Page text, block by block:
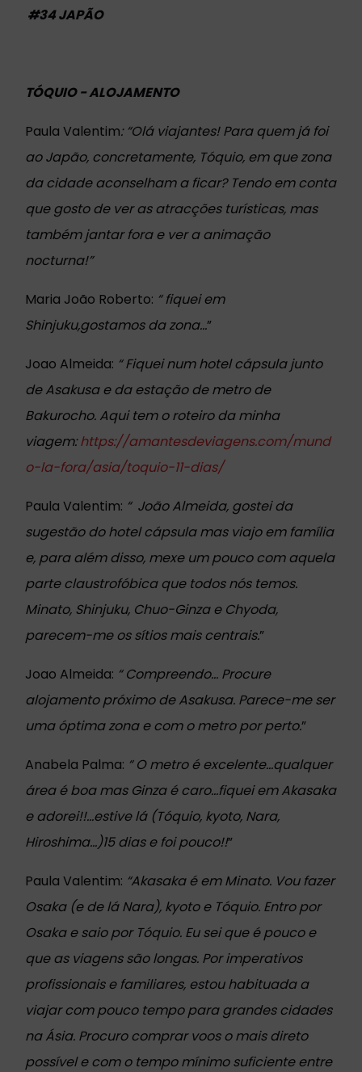
#34 JAPÃO
TÓQUIO - ALOJAMENTO
Paula Valentim: “Olá viajantes! Para quem já foi
ao Japão, concretamente, Tóquio, em que zona
da cidade aconselham a ficar? Tendo em conta
que gosto de ver as atracções turísticas, mas
também jantar fora e ver a animação
nocturna!”
Maria João Roberto: “ fiquei em
Shinjuku,gostamos da zona...”
Joao Almeida: “ Fiquei num hotel cápsula junto
de Asakusa e da estação de metro de
Bakurocho. Aqui tem o roteiro da minha
viagem:https://amantesdeviagens.com/mund
o-la-fora/asia/toquio-11-dias/
Paula Valentim: “ João Almeida, gostei da
sugestão do hotel cápsula mas viajo em família
e, para além disso, mexe um pouco com aquela
parte claustrofóbica que todos nós temos.
Minato, Shinjuku, Chuo-Ginza e Chyoda,
parecem-me os sítios mais centrais.”
Joao Almeida: “ Compreendo... Procure
alojamento próximo de Asakusa. Parece-me ser
uma óptima zona e com o metro por perto.”
Anabela Palma: “ O metro é excelente...qualquer
área é boa mas Ginza é caro...fiquei em Akasaka
e adorei!!...estive lá (Tóquio, kyoto, Nara,
Hiroshima...)15 dias e foi pouco!!”
Paula Valentim: “Akasaka é em Minato. Vou fazer
Osaka (e de lá Nara), kyoto e Tóquio. Entro por
Osaka e saio por Tóquio. Eu sei que é pouco e
que as viagens são longas. Por imperativos
profissionais e familiares, estou habituada a
viajar com pouco tempo para grandes cidades
na Ásia. Procuro comprar voos o mais direto
possível e com o tempo mínimo suficiente entre